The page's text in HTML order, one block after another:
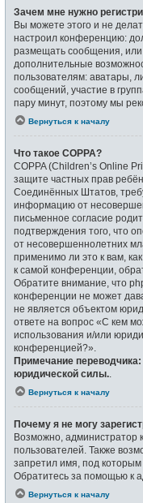
Зачем мне нужно
Вы можете этого и не
настроил конференцию:
размещать сообщения, или
дополнительные
пользователям: аватары,
сообщений, участие в
пару минут, поэтому мы
Вернуться к началу
Что такое COPPA?
COPPA (Children’s Online
защите частных прав
Соединённых Штатов,
информацию от
письменное согласие
подтверждения того, что
от несовершеннолетних
применимо ли это к вам,
к самой конференции,
Обратите внимание, что
конференции не может
не является объектом
ответе на вопрос «С кем
использования и/или
конференцией?».
Примечание
юридической силы.
Вернуться к началу
Почему я не могу
Возможно, администратор
пользователей. Также
запретил имя, под которым
Обратитесь за помощью к
Вернуться к началу